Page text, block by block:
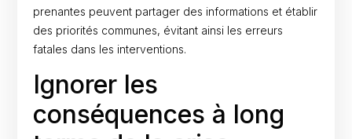
prenantes peuvent partager des informations et établir
des priorités communes, évitant ainsi les erreurs
fatales dans les interventions.
Ignorer les
conséquences à long